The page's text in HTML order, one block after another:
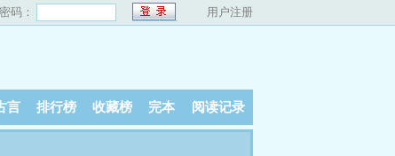
密码： 用户注册
言 排行榜 收藏榜 完本 阅读记录